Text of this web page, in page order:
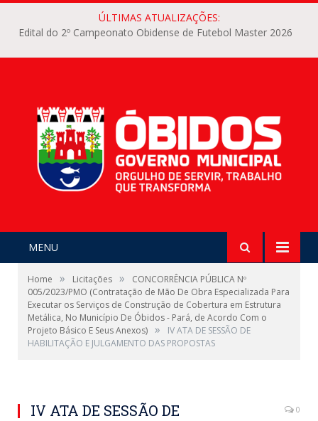
ÚLTIMAS ATUALIZAÇÕES:
Edital do 2º Campeonato Obidense de Futebol Master 2026
MENU
Home » Licitações »
CONCORRÊNCIA PÚBLICA Nº
005/2023/PMO (Contratação de Mão De Obra Especializada Para
Executar os Serviços de Construção de Cobertura em Estrutura
Metálica, No Município De Óbidos - Pará, de Acordo Com o
Projeto Básico E Seus Anexos) »
IV ATA DE SESSÃO DE
HABILITAÇÃO E JULGAMENTO DAS PROPOSTAS
IV ATA DE SESSÃO DE
0